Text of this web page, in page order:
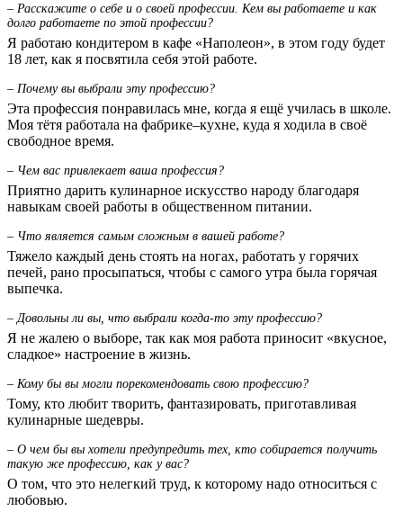
– Расскажите о себе и о своей профессии. Кем вы работаете и как
долго работаете по этой профессии?
Я работаю кондитером в кафе «Наполеон», в этом году будет
18 лет, как я посвятила себя этой работе.
– Почему вы выбрали эту профессию?
Эта профессия понравилась мне, когда я ещё училась в школе.
Моя тётя работала на фабрике–кухне, куда я ходила в своё
свободное время.
– Чем вас привлекает ваша профессия?
Приятно дарить кулинарное искусство народу благодаря
навыкам своей работы в общественном питании.
– Что является самым сложным в вашей работе?
Тяжело каждый день стоять на ногах, работать у горячих
печей, рано просыпаться, чтобы с самого утра была горячая
выпечка.
– Довольны ли вы, что выбрали когда-то эту профессию?
Я не жалею о выборе, так как моя работа приносит «вкусное,
сладкое» настроение в жизнь.
– Кому бы вы могли порекомендовать свою профессию?
Тому, кто любит творить, фантазировать, приготавливая
кулинарные шедевры.
– О чем бы вы хотели предупредить тех, кто собирается получить
такую же профессию, как у вас?
О том, что это нелегкий труд, к которому надо относиться с
любовью.